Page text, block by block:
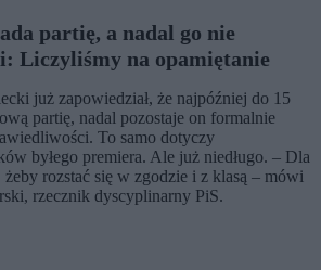
partię, a nadal go nie
Liczyliśmy na opamiętanie
już zapowiedział, że najpóźniej do 15
partię, nadal pozostaje on formalnie
To samo dotyczy
byłego premiera. Ale już niedługo. – Dla
rozstać się w zgodzie i z klasą – mówi
rzecznik dyscyplinarny PiS.